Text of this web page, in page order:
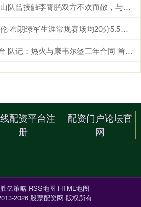
线下股票配资平台 曝泰山队曾接触李霄鹏双方不欢而散，与巩晓彬不回山东男篮很相似
线上最大的配资平台 杰伦·布朗绿军生涯常规赛场均20分5.5板 季后赛场均19.6分5.7板
行业领先的股票配资平台 队记：热火与康韦尔签三年合同 首年年薪130万&第三年球队选项
配资平台注
册
配资门户论坛官
网
胜亿策略 RSS地图 HTML地图
2026 股票配资网 版权所有